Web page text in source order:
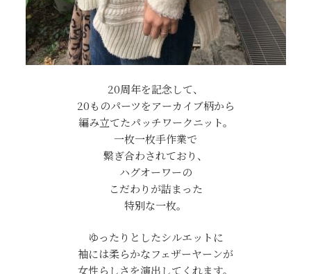
20周年を記念して、
20ものパーツをアーカイブ柄から
編み立てたパッチワークニット。
一枚一枚手作業で
繋ぎ合わされており、
ハグオーワーの
こだわりが詰まった
特別な一枚。
ゆったりとしたシルエットに
袖には柔らかなフェザーヤーンが
女性らしさを演出してくれます。